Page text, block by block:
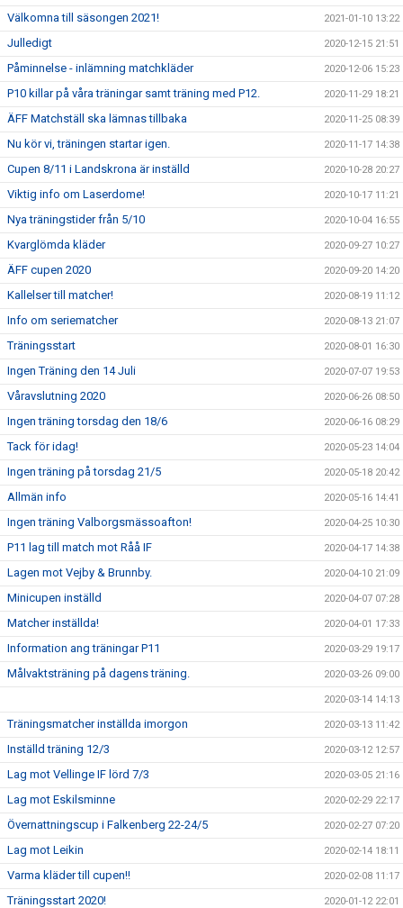
Välkomna till säsongen 2021! 2021-01-10 13:22
Julledigt 2020-12-15 21:51
Påminnelse - inlämning matchkläder 2020-12-06 15:23
P10 killar på våra träningar samt träning med P12. 2020-11-29 18:21
ÄFF Matchställ ska lämnas tillbaka 2020-11-25 08:39
Nu kör vi, träningen startar igen. 2020-11-17 14:38
Cupen 8/11 i Landskrona är inställd 2020-10-28 20:27
Viktig info om Laserdome! 2020-10-17 11:21
Nya träningstider från 5/10 2020-10-04 16:55
Kvarglömda kläder 2020-09-27 10:27
ÄFF cupen 2020 2020-09-20 14:20
Kallelser till matcher! 2020-08-19 11:12
Info om seriematcher 2020-08-13 21:07
Träningsstart 2020-08-01 16:30
Ingen Träning den 14 Juli 2020-07-07 19:53
Våravslutning 2020 2020-06-26 08:50
Ingen träning torsdag den 18/6 2020-06-16 08:29
Tack för idag! 2020-05-23 14:04
Ingen träning på torsdag 21/5 2020-05-18 20:42
Allmän info 2020-05-16 14:41
Ingen träning Valborgsmässoafton! 2020-04-25 10:30
P11 lag till match mot Råå IF 2020-04-17 14:38
Lagen mot Vejby & Brunnby. 2020-04-10 21:09
Minicupen inställd 2020-04-07 07:28
Matcher inställda! 2020-04-01 17:33
Information ang träningar P11 2020-03-29 19:17
Målvaktsträning på dagens träning. 2020-03-26 09:00
2020-03-14 14:13
Träningsmatcher inställda imorgon 2020-03-13 11:42
Inställd träning 12/3 2020-03-12 12:57
Lag mot Vellinge IF lörd 7/3 2020-03-05 21:16
Lag mot Eskilsminne 2020-02-29 22:17
Övernattningscup i Falkenberg 22-24/5 2020-02-27 07:20
Lag mot Leikin 2020-02-14 18:11
Varma kläder till cupen!! 2020-02-08 11:17
Träningsstart 2020! 2020-01-12 22:01